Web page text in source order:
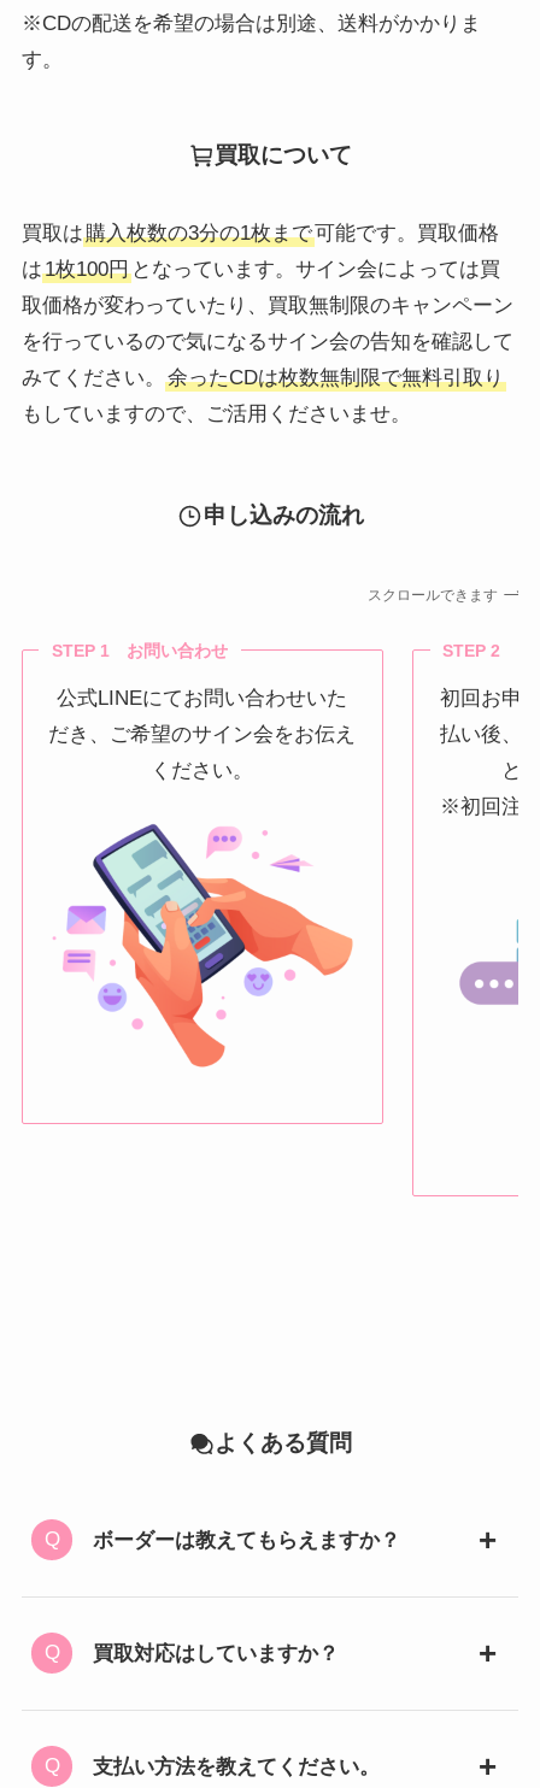
※CDの配送を希望の場合は別途、送料がかかりま
す。
買取について
買取は購入枚数の3分の1枚まで可能です。買取価格
は1枚100円となっています。サイン会によっては買
取価格が変わっていたり、買取無制限のキャンペーン
を行っているので気になるサイン会の告知を確認して
みてください。
余ったCDは枚数無制限で無料引取り
もしていますので、ご活用くださいませ。
申し込みの流れ
スクロールできます
STEP 1 お問い合わせ
公式LINEにてお問い合わせいた
だき、ご希望のサイン会をお伝え
ください。
STEP 2 ご
初回お申
払い後、
と
※初回注
よくある質問
ボーダーは教えてもらえますか？
買取対応はしていますか？
支払い方法を教えてください。